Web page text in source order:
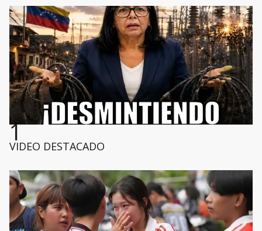
1
VIDEO DESTACADO